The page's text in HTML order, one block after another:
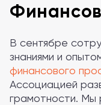
В сентябре
знаниями и
финансового
Ассоциацией
грамотности. Мы